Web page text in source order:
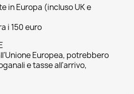
in Europa (incluso UK e
i 150 euro
Europea, potrebbero
e tasse all'arrivo,